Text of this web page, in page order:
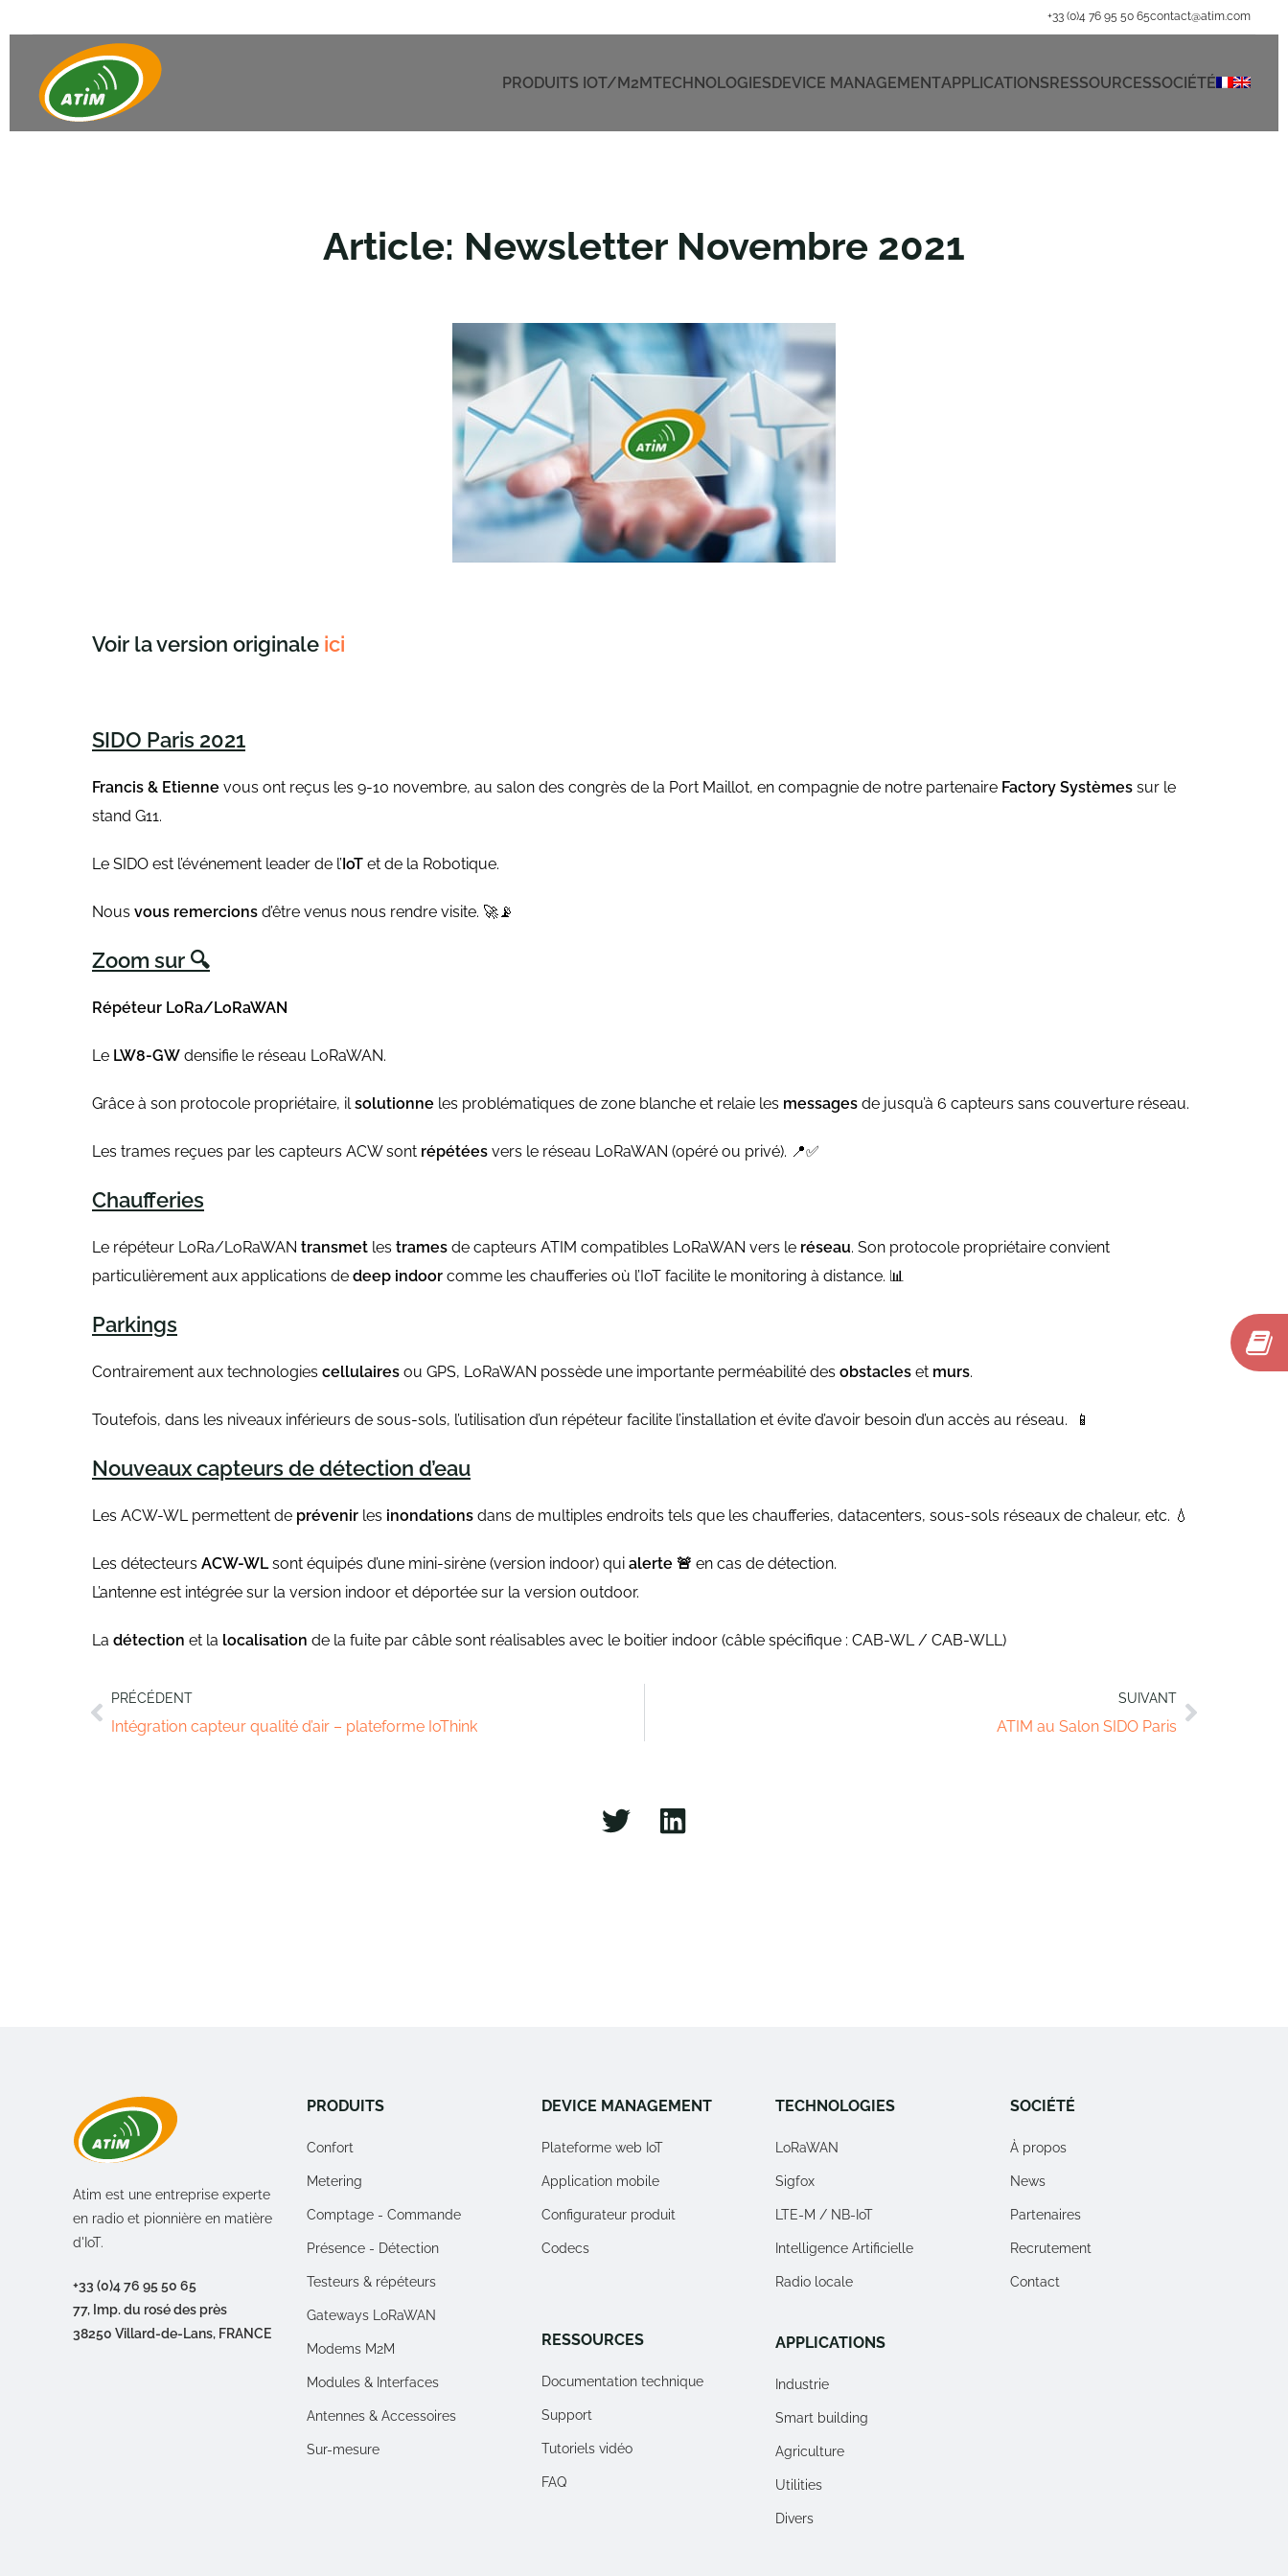
+33 (0)4 76 95 50 65contact@atim.com
PRODUITS IOT/M2MTECHNOLOGIESDEVICE MANAGEMENTAPPLICATIONSRESSOURCESSOCIÉTÉ
Article: Newsletter Novembre 2021
Voir la version originale ici
SIDO Paris 2021
Francis & Etienne vous ont reçus les 9-10 novembre, au salon des congrès de la Port Maillot, en compagnie de notre partenaire Factory Systèmes sur le
stand G11.
Le SIDO est l’événement leader de l’ IoT et de la Robotique.
Nous vous remercions d’être venus nous rendre visite. 🚀📡
Zoom sur 🔍
Répéteur LoRa/ LoRaWAN
Le LW8-GW densifie le réseau LoRaWAN.
Grâce à son protocole propriétaire, ilsolutionne les problématiques de zone blanche et relaie les messages de jusqu’à 6 capteurs sans couverture réseau.
Les trames reçues par les capteurs ACW sont répétées vers le réseau LoRaWAN (opéré ou privé). 📍✅
Chaufferies
Le répéteur LoRa/LoRaWAN transmet les trames de capteurs ATIM compatibles LoRaWAN vers le réseau. Son protocole propriétaire convient
particulièrement aux applications de deep indoor comme les chaufferies où l’IoT facilite le monitoring à distance. 📊
Parkings
Contrairement aux technologies cellulaires ou GPS, LoRaWAN possède une importante perméabilité des obstacles et murs.
Toutefois, dans les niveaux inférieurs de sous-sols, l’utilisation d’un répéteur facilite l’installation et évite d’avoir besoin d’un accès au réseau. 📱
Nouveaux capteurs de détection d’eau
Les ACW-WL permettent de prévenir les inondations dans de multiples endroits tels que les chaufferies, datacenters, sous-sols réseaux de chaleur, etc. 💧
Les détecteurs ACW-WLsont équipés d’une mini-sirène (version indoor) qui alerte 🚨 en cas de détection.
L’antenne est intégrée sur la version indoor et déportée sur la version outdoor.
La détection et la localisation de la fuite par câble sont réalisables avec le boitier indoor (câble spécifique : CAB-WL / CAB-WLL)
PRÉCÉDENT
Intégration capteur qualité d’air – plateforme IoThink
SUIVANT
ATIM au Salon SIDO Paris
Atim est une entreprise experte
en radio et pionnière en matière
d'IoT.
+33 (0)4 76 95 50 65
77, Imp. du rosé des près
38250 Villard-de-Lans, FRANCE
PRODUITS
Confort
Metering
Comptage - Commande
Présence - Détection
Testeurs & répéteurs
Gateways LoRaWAN
Modems M2M
Modules & Interfaces
Antennes & Accessoires
Sur-mesure
DEVICE MANAGEMENT
Plateforme web IoT
Application mobile
Configurateur produit
Codecs
RESSOURCES
Documentation technique
Support
Tutoriels vidéo
FAQ
TECHNOLOGIES
LoRaWAN
Sigfox
LTE-M / NB-IoT
Intelligence Artificielle
Radio locale
APPLICATIONS
Industrie
Smart building
Agriculture
Utilities
Divers
SOCIÉTÉ
À propos
News
Partenaires
Recrutement
Contact